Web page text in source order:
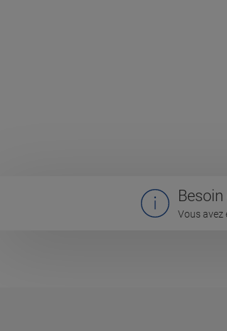
Besoin
Vous avez